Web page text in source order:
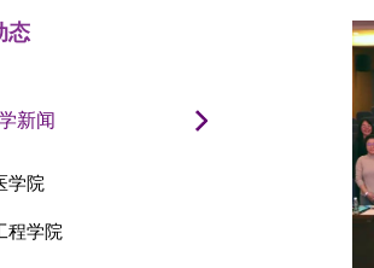
态
新闻
学院
程学院